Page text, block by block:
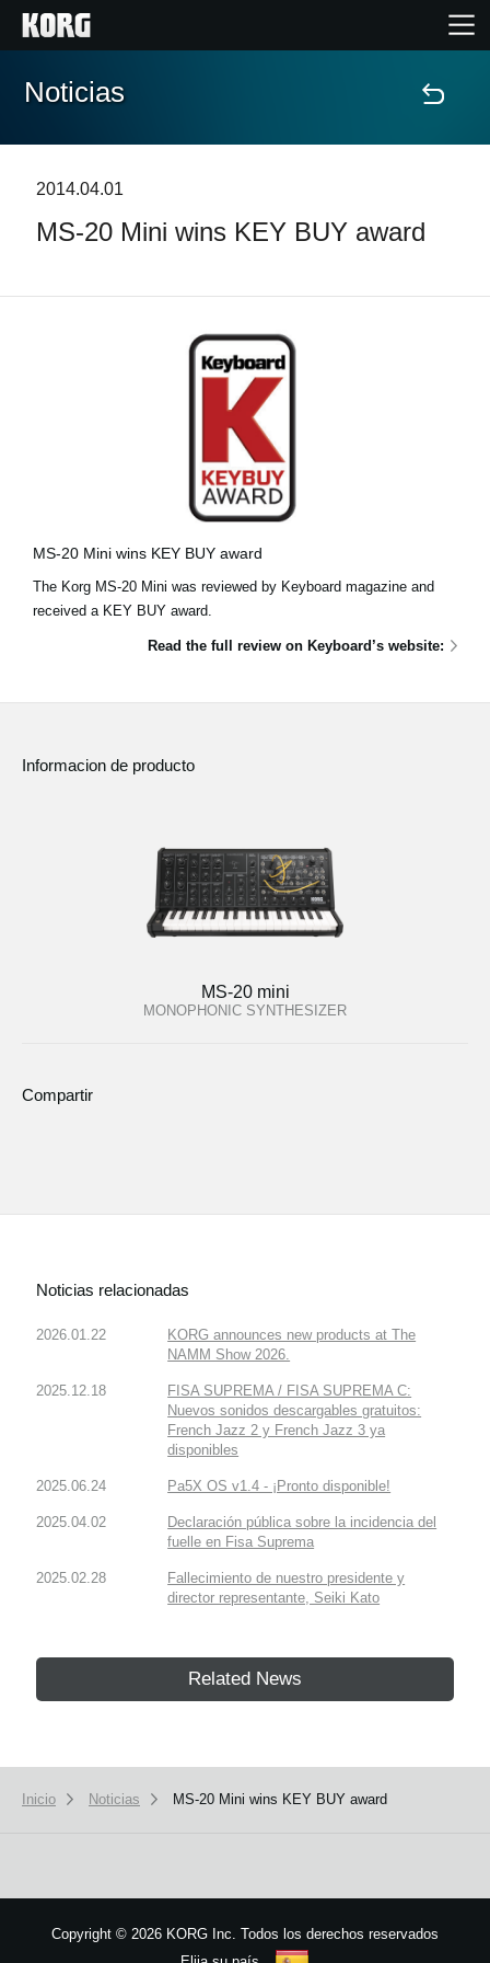
Inicio
Características
Eventos
Localizador de Tiendas
Ubicación
Redes Sociales
Noticias
2014.04.01
MS-20 Mini wins KEY BUY award
MS-20 Mini wins KEY BUY award
The Korg MS-20 Mini was reviewed by Keyboard magazine and
received a KEY BUY award.
Read the full review on Keyboard’s website:
Informacion de producto
MS-20 mini
MONOPHONIC SYNTHESIZER
Compartir
Noticias relacionadas
2026.01.22
KORG announces new products at The
NAMM Show 2026.
2025.12.18
FISA SUPREMA / FISA SUPREMA C:
Nuevos sonidos descargables gratuitos:
French Jazz 2 y French Jazz 3 ya
disponibles
2025.06.24 Pa5X OS v1.4 - ¡Pronto disponible!
2025.04.02
Declaración pública sobre la incidencia del
fuelle en Fisa Suprema
2025.02.28
Fallecimiento de nuestro presidente y
director representante, Seiki Kato
Related News
Inicio Noticias MS-20 Mini wins KEY BUY award
Copyright © 2026 KORG Inc. Todos los derechos reservados